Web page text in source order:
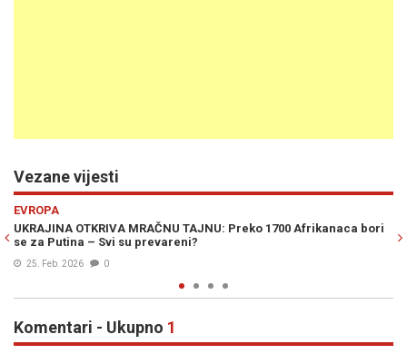
Vezane vijesti
1700 Afrikanaca bori
ŠTA PUTIN TRAŽI OD UKRAJINE ZA KRAJ
nego ikad, stigla i reakcija Trumpa
Komentari - Ukupno 1